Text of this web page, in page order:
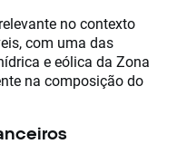
no contexto
com uma das
e eólica da Zona
na composição do